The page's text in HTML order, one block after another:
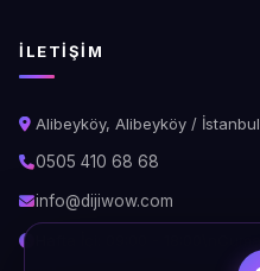
İLETIŞIM
Alibeyköy, Alibeyköy / İstanbul
0505 410 68 68
info@dijiwow.com